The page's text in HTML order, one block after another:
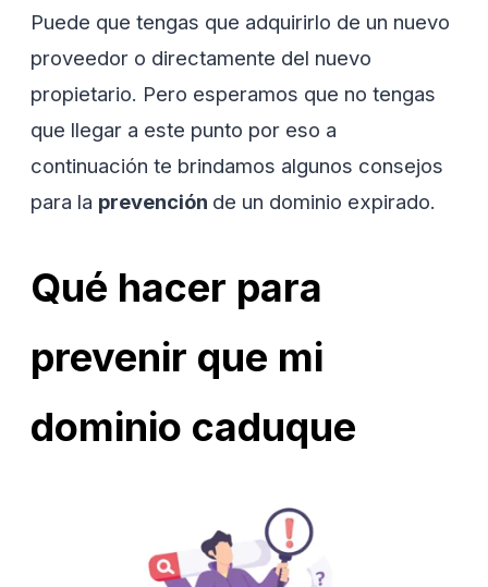
Puede que tengas que adquirirlo de un nuevo
proveedor o directamente del nuevo
propietario. Pero esperamos que no tengas
que llegar a este punto por eso a
continuación te brindamos algunos consejos
para la prevención de un dominio expirado.
Qué hacer para
prevenir que mi
dominio caduque